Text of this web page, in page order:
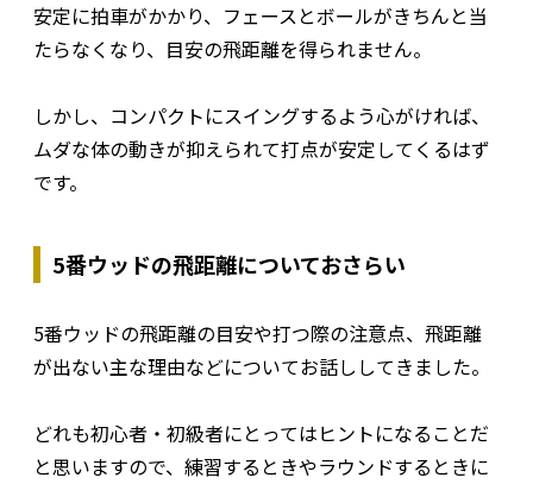
安定に拍車がかかり、フェースとボールがきちんと当
たらなくなり、目安の飛距離を得られません。
しかし、コンパクトにスイングするよう心がければ、
ムダな体の動きが抑えられて打点が安定してくるはず
です。
5番ウッドの飛距離についておさらい
5番ウッドの飛距離の目安や打つ際の注意点、飛距離
が出ない主な理由などについてお話ししてきました。
どれも初心者・初級者にとってはヒントになることだ
と思いますので、練習するときやラウンドするときに